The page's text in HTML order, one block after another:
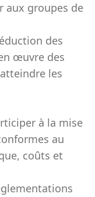
aux groupes de
des
œuvre des
les
à la mise
au
coûts et